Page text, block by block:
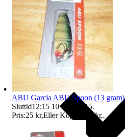
ABU Garcia ABU Spoon (13 gram)
Sluttid12:15 10 aug 12:15.
Pris:25 kr,Eller Köp nu 35 kr,.